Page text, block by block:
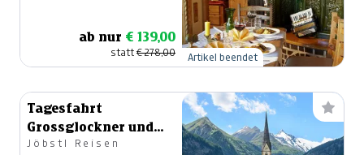
ab nur € 139,00
statt€ 278,00 Artikel beendet
Tagesfahrt
Grossglockner und
Heiligenblut
Jöbstl Reisen